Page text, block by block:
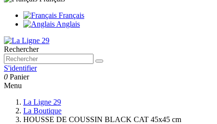
Français
Anglais
Rechercher
S'identifier
0 Panier
Menu
La Ligne 29
La Boutique
HOUSSE DE COUSSIN BLACK CAT 45x45 cm